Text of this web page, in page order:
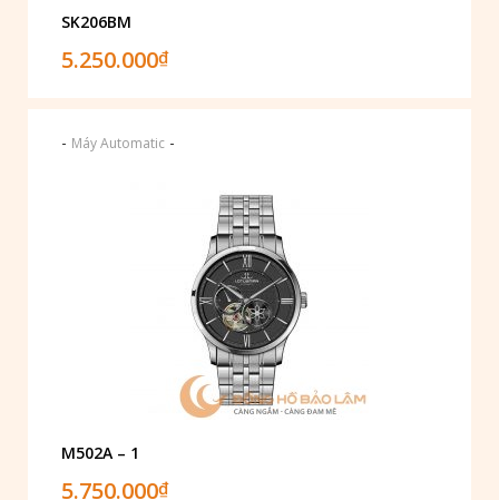
SK206BM
5.250.000₫
- Máy Automatic -
M502A – 1
5.750.000₫